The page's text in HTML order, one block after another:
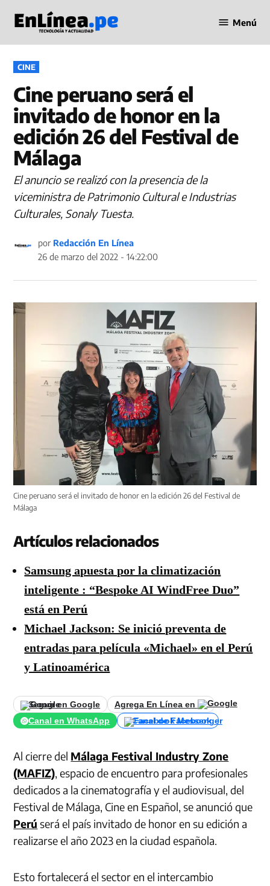
contenido
en Línea
Menú
PUBLICADO
EN
CINE
Cine peruano será el
invitado de honor en la
edición 26 del Festival de
Málaga
El anuncio se realizó con la presencia de la
viceministra de Patrimonio Cultural e Industrias
Culturales, Sonaly Tuesta.
por Redacción En Línea
26 de marzo del 2022 - 14:22:00
Cine peruano será el invitado de honor en la edición 26 del Festival de
Málaga
Artículos relacionados
Samsung apuesta por la climatización
inteligente : “Bespoke AI WindFree Duo”
está en Perú
Michael Jackson: Se inició preventa de
entradas para película «Michael» en el Perú
y Latinoamérica
Seguir en Google
Agrega En Línea en
Canal en WhatsApp
Canal de Facebook
Al cierre del Málaga Festival Industry Zone
(MAFIZ), espacio de encuentro para profesionales
dedicados a la cinematografía y el audiovisual, del
Festival de Málaga, Cine en Español, se anunció que
Perú será el país invitado de honor en su edición a
realizarse el año 2023 en la ciudad española.
Esto fortalecerá el sector en el intercambio